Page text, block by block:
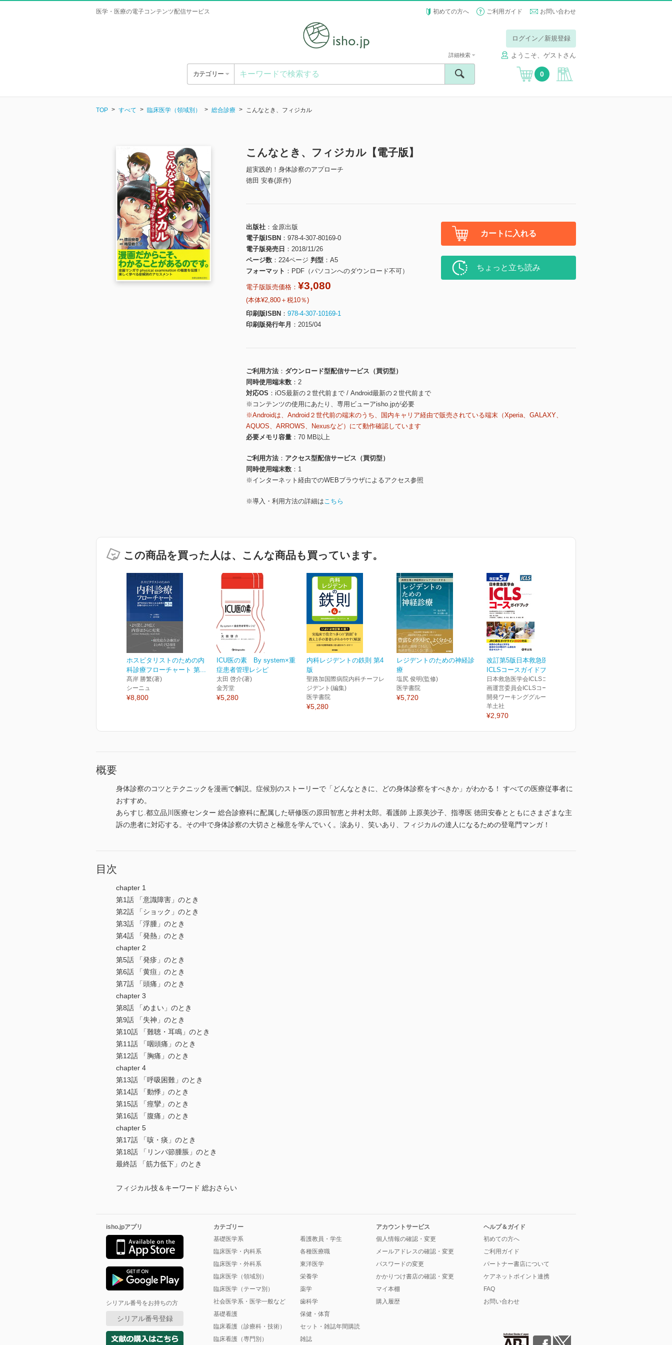
医学・医療の電子コンテンツ配信サービス 初めての方へ ご利用ガイド お問い合わせ
ログイン／新規登録
ようこそ、ゲストさん
カテゴリー
詳細検索
0
TOP すべて 臨床医学（領域別） 総合診療 こんなとき、フィジカル
こんなとき、フィジカル【電子版】
超実践的！身体診察のアプローチ
徳田 安春(原作)
出版社
金原出版
電子版ISBN
978-4-307-80169-0
電子版発売日
2018/11/26
ページ数
224ページ 判型
A5
フォーマット
PDF（パソコンへのダウンロード不可）
電子版販売価格： ¥3,080
(本体¥2,800＋税10％)
印刷版ISBN
978-4-307-10169-1
印刷版発行年月
2015/04
カートに入れる
ちょっと立ち読み
ご利用方法
ダウンロード型配信サービス（買切型）
同時使用端末数
2
対応OS
iOS最新の２世代前まで / Android最新の２世代前まで
※コンテンツの使用にあたり、専用ビューアisho.jpが必要
※Androidは、Android２世代前の端末のうち、国内キャリア経由で販売されている端末（Xperia、GALAXY、
AQUOS、ARROWS、Nexusなど）にて動作確認しています
必要メモリ容量
70 MB以上
ご利用方法
アクセス型配信サービス（買切型）
同時使用端末数
1
※インターネット経由でのWEBブラウザによるアクセス参照
※導入・利用方法の詳細はこちら
この商品を買った人は、こんな商品も買っています。
ホスピタリストのための内
科診療フローチャート 第...
髙岸 勝繁(著)
シーニュ
¥8,800
ICU医の素 By system×重
症患者管理レシピ
太田 啓介(著)
金芳堂
¥5,280
内科レジデントの鉄則 第4
版
聖路加国際病院内科チーフレ
ジデント(編集)
医学書院
¥5,280
レジデントのための神経診
療
塩尻 俊明(監修)
医学書院
¥5,720
改訂第5版日本救急医学会
ICLSコースガイドブック
日本救急医学会ICLSコース企
画運営委員会ICLSコース教材
開発ワーキンググループ(編)
羊土社
¥2,970
概要
身体診察のコツとテクニックを漫画で解説。症候別のストーリーで「どんなときに、どの身体診察をすべきか」がわかる！ すべての医療従事者に
おすすめ。
あらすじ.都立品川医療センター 総合診療科に配属した研修医の原田智恵と井村太郎。看護師 上原美沙子、指導医 徳田安春とともにさまざまな主
訴の患者に対応する。その中で身体診察の大切さと極意を学んでいく。涙あり、笑いあり、フィジカルの達人になるための登竜門マンガ！
目次
chapter 1
第1話 「意識障害」のとき
第2話 「ショック」のとき
第3話 「浮腫」のとき
第4話 「発熱」のとき
chapter 2
第5話 「発疹」のとき
第6話 「黄疸」のとき
第7話 「頭痛」のとき
chapter 3
第8話 「めまい」のとき
第9話 「失神」のとき
第10話 「難聴・耳鳴」のとき
第11話 「咽頭痛」のとき
第12話 「胸痛」のとき
chapter 4
第13話 「呼吸困難」のとき
第14話 「動悸」のとき
第15話 「痙攣」のとき
第16話 「腹痛」のとき
chapter 5
第17話 「咳・痰」のとき
第18話 「リンパ節腫脹」のとき
最終話 「筋力低下」のとき
フィジカル技＆キーワード 総おさらい
isho.jpアプリ
シリアル番号をお持ちの方
シリアル番号登録
カテゴリー
基礎医学系
臨床医学・内科系
臨床医学・外科系
臨床医学（領域別）
臨床医学（テーマ別）
社会医学系・医学一般など
基礎看護
臨床看護（診療科・技術）
臨床看護（専門別）
看護教員・学生
各種医療職
東洋医学
栄養学
薬学
歯科学
保健・体育
セット・雑誌年間購読
雑誌
アカウントサービス
個人情報の確認・変更
メールアドレスの確認・変更
パスワードの変更
かかりつけ書店の確認・変更
マイ本棚
購入履歴
ヘルプ＆ガイド
初めての方へ
ご利用ガイド
パートナー書店について
ケアネットポイント連携
FAQ
お問い合わせ